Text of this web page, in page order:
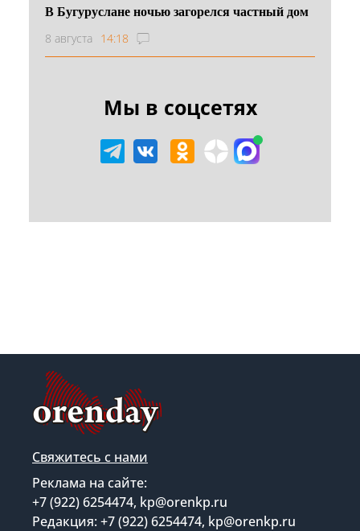
В Бугуруслане ночью загорелся частный дом
8 августа 14:18
Мы в соцсетях
Свяжитесь с нами
Реклама на сайте:
+7 (922) 6254474, kp@orenkp.ru
Редакция: +7 (922) 6254474, kp@orenkp.ru